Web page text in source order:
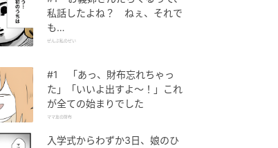
私話したよね？ ねぇ、それで
も…
ぜんぶ私のせい
#1 「あっ、財布忘れちゃっ
た」「いいよ出すよ〜！」これ
が全ての始まりでした
ママ友の財布
入学式からわずか3日、娘のひ